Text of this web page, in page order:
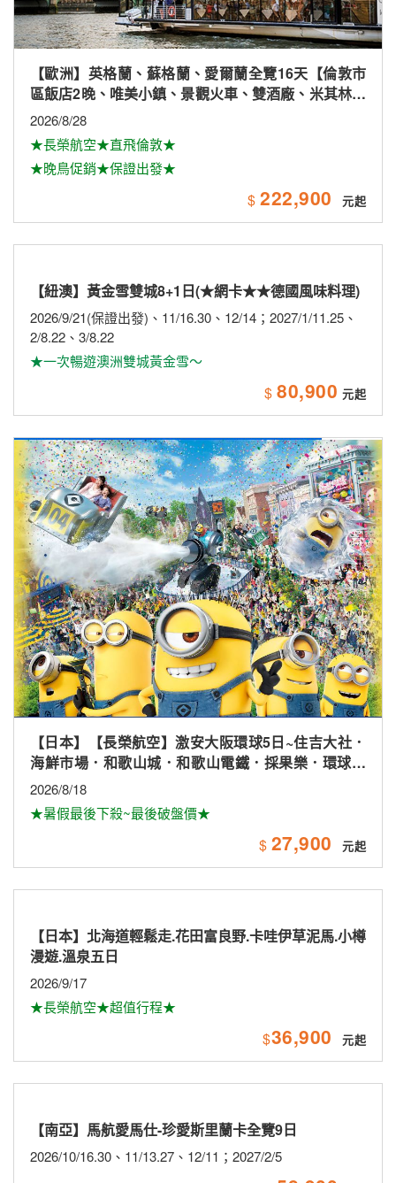
【歐洲】英格蘭、蘇格蘭、愛爾蘭全覽16天【倫敦市
區飯店2晚、唯美小鎮、景觀火車、雙酒廠、米其林、
雙大學城、下午茶
2026/8/28
★長榮航空★直飛倫敦★
★晚鳥促銷★保證出發★
$ 222,900
【紐澳】黃金雪雙城8+1日(★網卡★★德國風味料理)
2026/9/21(保證出發)、11/16.30、12/14；2027/1/11.25、
2/8.22、3/8.22
★一次暢遊澳洲雙城黃金雪～
$ 80,900
【日本】【長榮航空】激安大阪環球5日~住吉大社．
海鮮市場．和歌山城．和歌山電鐵．採果樂．環球影
城
2026/8/18
★暑假最後下殺~最後破盤價★
$ 27,900
【日本】北海道輕鬆走.花田富良野.卡哇伊草泥馬.小樽
漫遊.溫泉五日
2026/9/17
★長榮航空★超值行程★
$36,900
【南亞】馬航愛馬仕-珍愛斯里蘭卡全覽9日
2026/10/16.30、11/13.27、12/11；2027/2/5